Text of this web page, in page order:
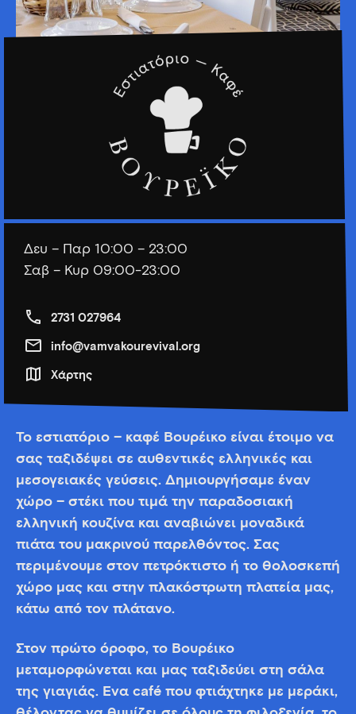
Δευ – Παρ 10:00 – 23:00
Σαβ – Κυρ 09:00-23:00
2731 027964
info@vamvakourevival.org
Χάρτης
To εστιατόριο – καφέ Βουρέικο είναι έτοιμο να
σας ταξιδέψει σε αυθεντικές ελληνικές και
μεσογειακές γεύσεις. Δημιουργήσαμε έναν
χώρο – στέκι που τιμά την παραδοσιακή
ελληνική κουζίνα και αναβιώνει μοναδικά
πιάτα του μακρινού παρελθόντος. Σας
περιμένουμε στον πετρόκτιστο ή το θολοσκεπή
χώρο μας και στην πλακόστρωτη πλατεία μας,
κάτω από τον πλάτανο.
Στον πρώτο όροφο, το Βουρέικο
μεταμορφώνεται και μας ταξιδεύει στη σάλα
της γιαγιάς. Ένα café που φτιάχτηκε με μεράκι,